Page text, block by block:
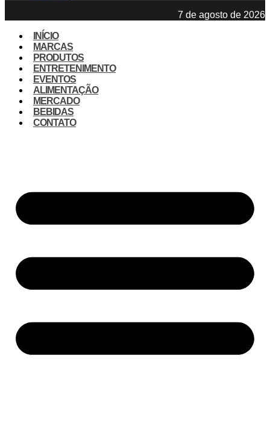
7 de agosto de 2026
INÍCIO
MARCAS
PRODUTOS
ENTRETENIMENTO
EVENTOS
ALIMENTAÇÃO
MERCADO
BEBIDAS
CONTATO